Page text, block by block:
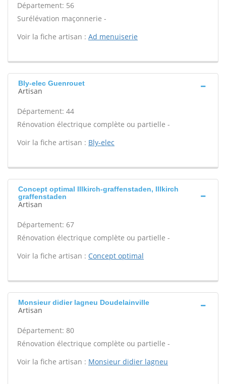
Département: 56
Surélévation maçonnerie -
Voir la fiche artisan : Ad menuiserie
Bly-elec Guenrouet
Artisan
Département: 44
Rénovation électrique complète ou partielle -
Voir la fiche artisan : Bly-elec
Concept optimal Illkirch-graffenstaden, Illkirch
graffenstaden
Artisan
Département: 67
Rénovation électrique complète ou partielle -
Voir la fiche artisan : Concept optimal
Monsieur didier lagneu Doudelainville
Artisan
Département: 80
Rénovation électrique complète ou partielle -
Voir la fiche artisan : Monsieur didier lagneu